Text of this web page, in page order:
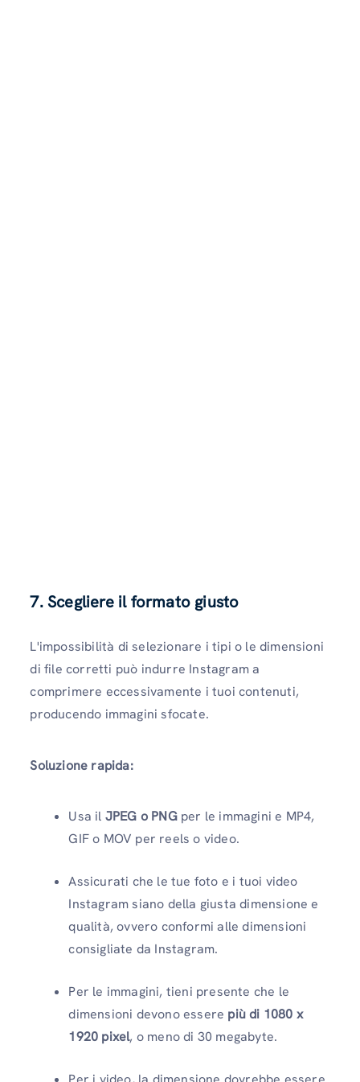
7. Scegliere il formato giusto
L'impossibilità di selezionare i tipi o le dimensioni
di file corretti può indurre Instagram a
comprimere eccessivamente i tuoi contenuti,
producendo immagini sfocate.
Soluzione rapida:
Usa il JPEG o PNGper le immagini e MP4,
GIF o MOV per reels o video.
Assicurati che le tue foto e i tuoi video
Instagram siano della giusta dimensione e
qualità, ovvero conformi alle dimensioni
consigliate da Instagram.
Per le immagini, tieni presente che le
dimensioni devono essere più di 1080 x
1920 pixel, o meno di 30 megabyte.